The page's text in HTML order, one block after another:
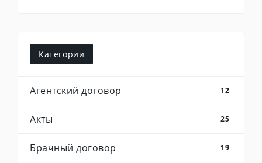
Категории
Агентский договор 12
Акты 25
Брачный договор 19